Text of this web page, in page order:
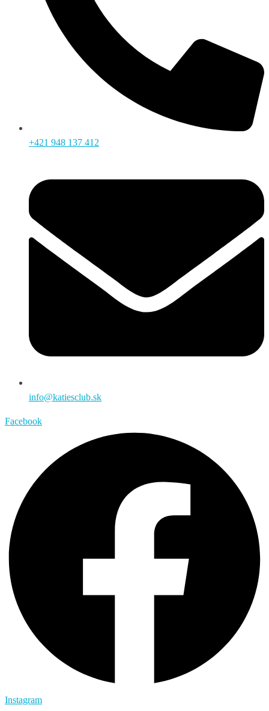
+421 948 137 412
info@katiesclub.sk
Facebook
Instagram